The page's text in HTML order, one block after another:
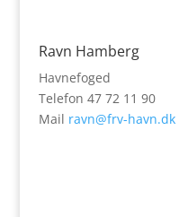
Ravn Hamberg
Havnefoged
Telefon 47 72 11 90
Mail ravn@frv-havn.dk